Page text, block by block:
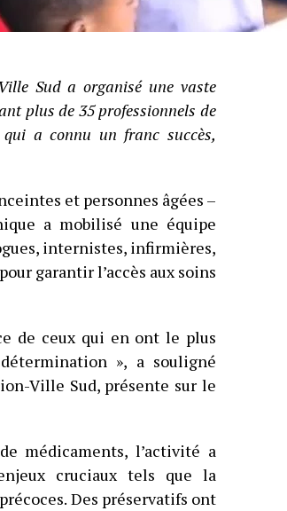
Sud a organisé une vaste
plus de 35 professionnels de
a connu un franc succès,
et personnes âgées –
a mobilisé une équipe
internistes, infirmières,
garantir l’accès aux soins
de ceux qui en ont le plus
», a souligné
Ville Sud, présente sur le
médicaments, l’activité a
cruciaux tels que la
Des préservatifs ont